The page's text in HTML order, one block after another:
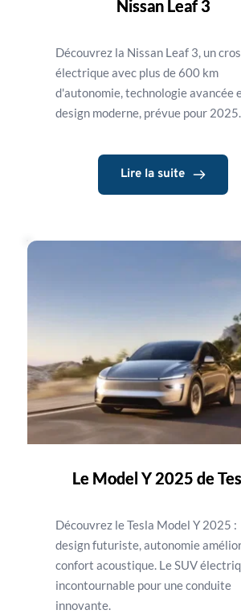
Nissan Leaf 3
Découvrez la Nissan Leaf 3, un
électrique avec plus de 600 km
d'autonomie, technologie avancée
design moderne, prévue pour 2025.
Lire la suite
Le Model Y 2025 de
Découvrez le Tesla Model Y 2025 :
design futuriste, autonomie
confort acoustique. Le SUV
incontournable pour une conduite
innovante.